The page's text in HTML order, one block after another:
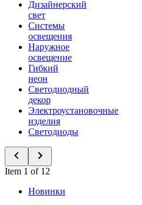
Дизайнерский
свет
Системы
освещения
Наружное
освещение
Гибкий
неон
Светодиодный
декор
Электроустановочные
изделия
Светодиоды
Item 1 of 12
Новинки